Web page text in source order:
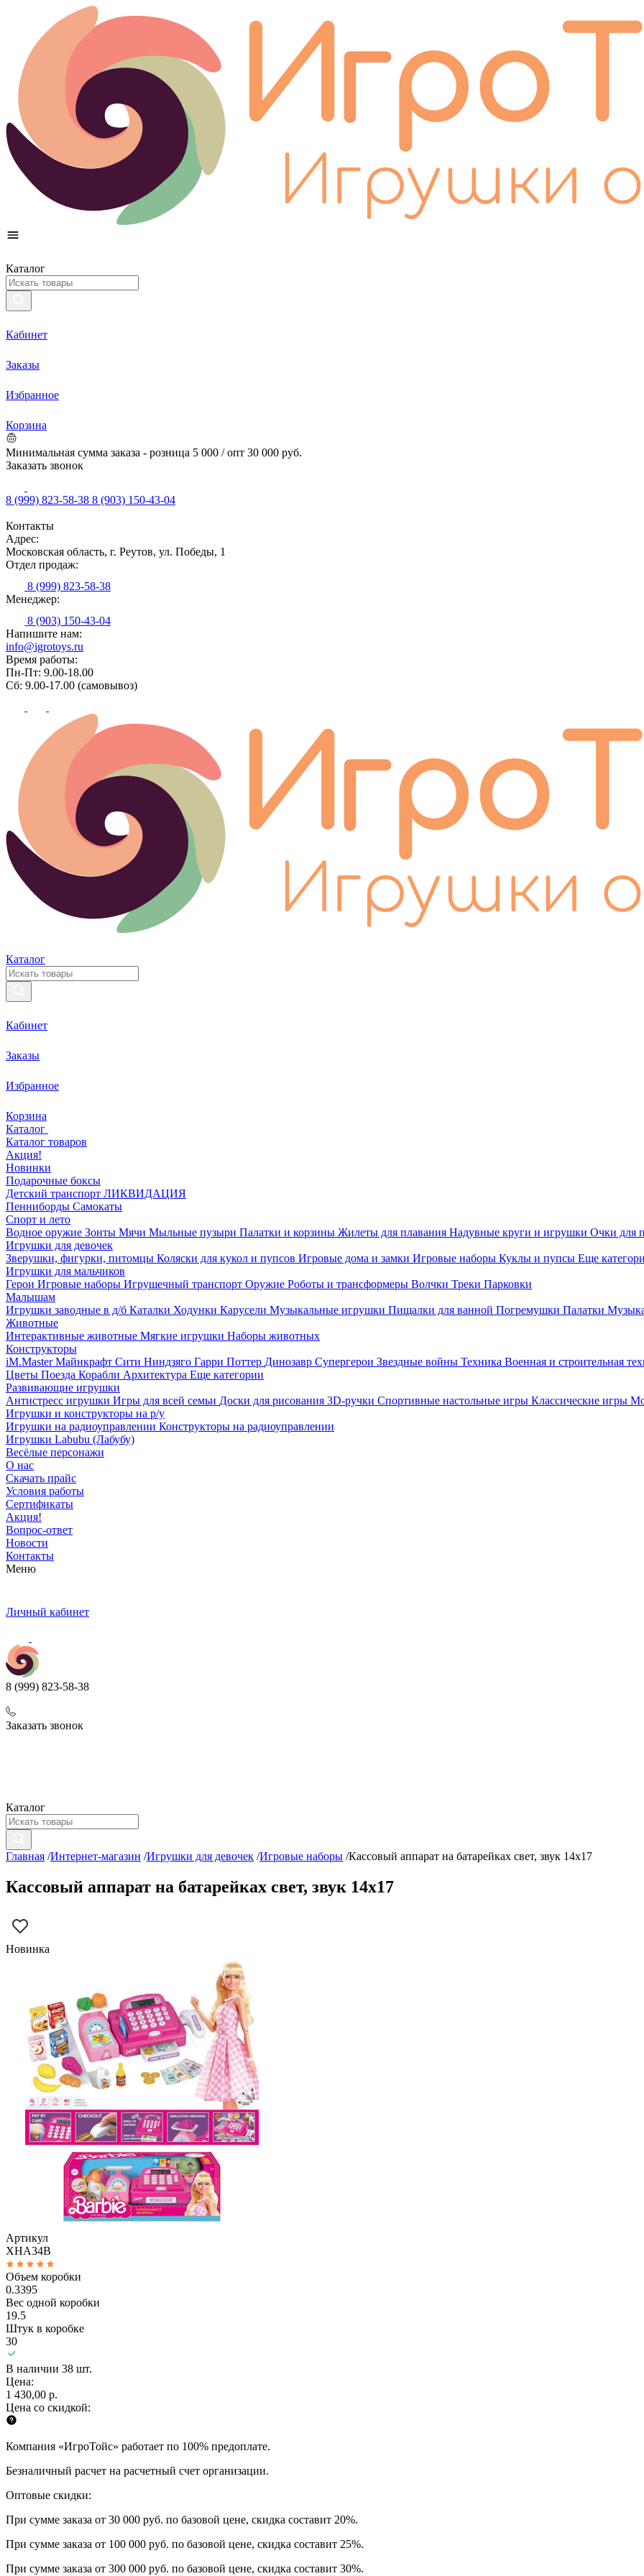
Каталог
Кабинет
Заказы
Избранное
Корзина
Минимальная сумма заказа - розница 5 000 / опт 30 000 руб.
Заказать звонок
8 (999) 823-58-38 8 (903) 150-43-04
Контакты
Адрес:
Московская область, г. Реутов, ул. Победы, 1
Отдел продаж:
8 (999) 823-58-38
Менеджер:
8 (903) 150-43-04
Напишите нам:
info@igrotoys.ru
Время работы:
Пн-Пт: 9.00-18.00
Сб: 9.00-17.00 (самовывоз)
Каталог
Кабинет
Заказы
Избранное
Корзина
Каталог
Каталог товаров
Акция!
Новинки
Подарочные боксы
Детский транспорт ЛИКВИДАЦИЯ
Пенниборды Самокаты
Спорт и лето
Водное оружие Зонты Мячи Мыльные пузыри Палатки и корзины Жилеты для плавания Надувные круги и игрушки Очки для
Игрушки для девочек
Зверушки, фигурки, питомцы Коляски для кукол и пупсов Игровые дома и замки Игровые наборы Куклы и пупсы Еще
Игрушки для мальчиков
Герои Игровые наборы Игрушечный транспорт Оружие Роботы и трансформеры Волчки Треки Парковки
Малышам
Игрушки заводные в д/б Каталки Ходунки Карусели Музыкальные игрушки Пищалки для ванной Погремушки Палатки
Животные
Интерактивные животные Мягкие игрушки Наборы животных
Конструкторы
iM.Master Майнкрафт Сити Ниндзяго Гарри Поттер Динозавр Супергерои Звездные войны Техника Военная и строительная
Цветы Поезда Корабли Архитектура Еще категории
Развивающие игрушки
Антистресс игрушки Игры для всей семьи Доски для рисования 3D-ручки Спортивные настольные игры Классические игры
Игрушки и конструкторы на р/у
Игрушки на радиоуправлении Конструкторы на радиоуправлении
Игрушки Labubu (Лабубу)
Весёлые персонажи
О нас
Скачать прайс
Условия работы
Сертификаты
Акция!
Вопрос-ответ
Новости
Контакты
Меню
Личный кабинет
8 (999) 823-58-38
Заказать звонок
Каталог
Главная /Интернет-магазин /Игрушки для девочек /Игровые наборы /Кассовый аппарат на батарейках свет, звук 14х17
Кассовый аппарат на батарейках свет, звук 14х17
Новинка
Артикул
XHA34B
Объем коробки
0.3395
Вес одной коробки
19.5
Штук в коробке
30
В наличии 38 шт.
Цена:
1 430,00 р.
Цена со скидкой:
Компания «ИгроТойс» работает по 100% предоплате.
Безналичный расчет на расчетный счет организации.
Оптовые скидки:
При сумме заказа от 30 000 руб. по базовой цене, скидка составит 20%.
При сумме заказа от 100 000 руб. по базовой цене, скидка составит 25%.
При сумме заказа от 300 000 руб. по базовой цене, скидка составит 30%.